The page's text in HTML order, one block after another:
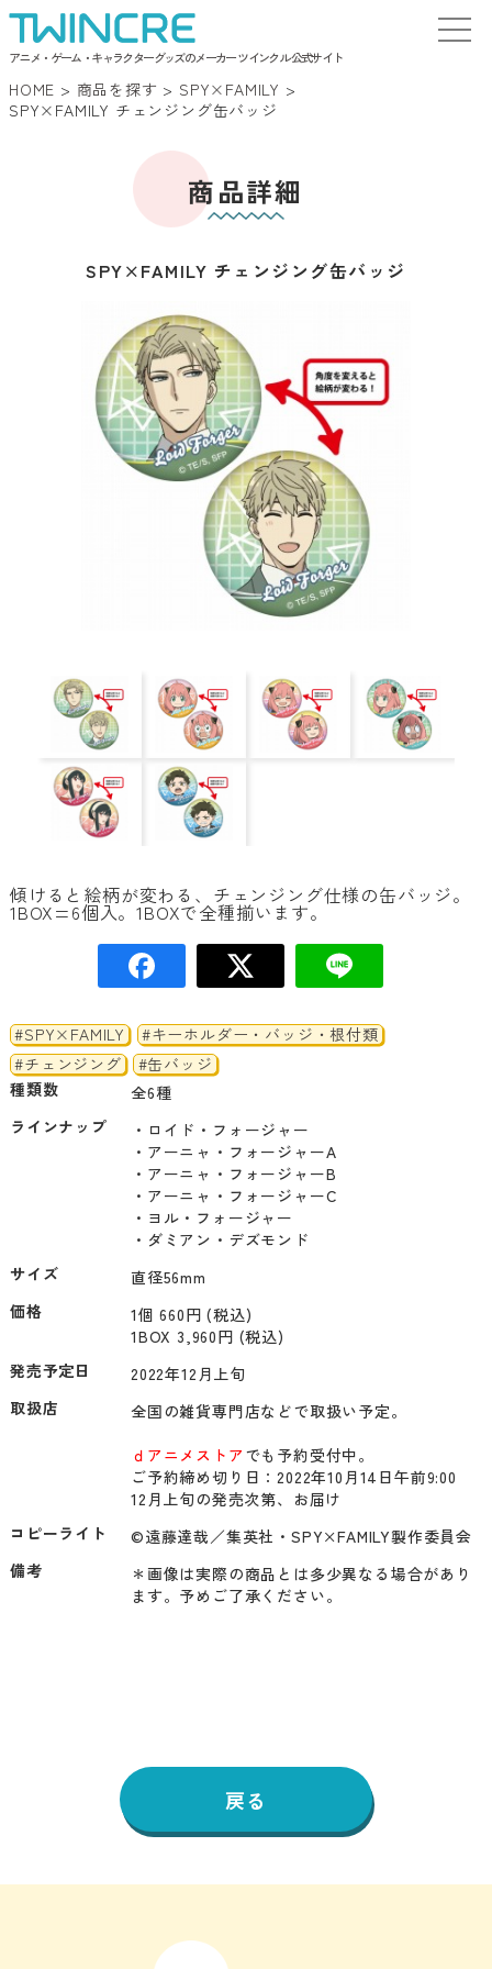
アニメ・ゲーム・キャラクターグッズのメーカー ツインクル 公式サイト
HOME > 商品を探す > SPY×FAMILY >
SPY×FAMILY チェンジング缶バッジ
商品詳細
SPY×FAMILY チェンジング缶バッジ
傾けると絵柄が変わる、チェンジング仕様の缶バッジ。
1BOX=6個入。1BOXで全種揃います。
#SPY×FAMILY
#キーホルダー・バッジ・根付類
#チェンジング
#缶バッジ
種類数
全6種
ラインナップ
・ロイド・フォージャー
・アーニャ・フォージャーA
・アーニャ・フォージャーB
・アーニャ・フォージャーC
・ヨル・フォージャー
サイズ
直径56mm
価格
1個 660円 (税込)
1BOX 3,960円 (税込)
発売予定日
2022年12月上旬
取扱店
全国の雑貨専門店などで取扱い予定。
ｄアニメストア でも予約受付中。
ご予約締め切り日：2022年10月14日午前9:00
12月上旬の発売次第、お届け
コピーライト
©遠藤達哉／集英社・SPY×FAMILY製作委員会
備考
＊画像は実際の商品とは多少異なる場合があり
ます。予めご了承ください。
戻る